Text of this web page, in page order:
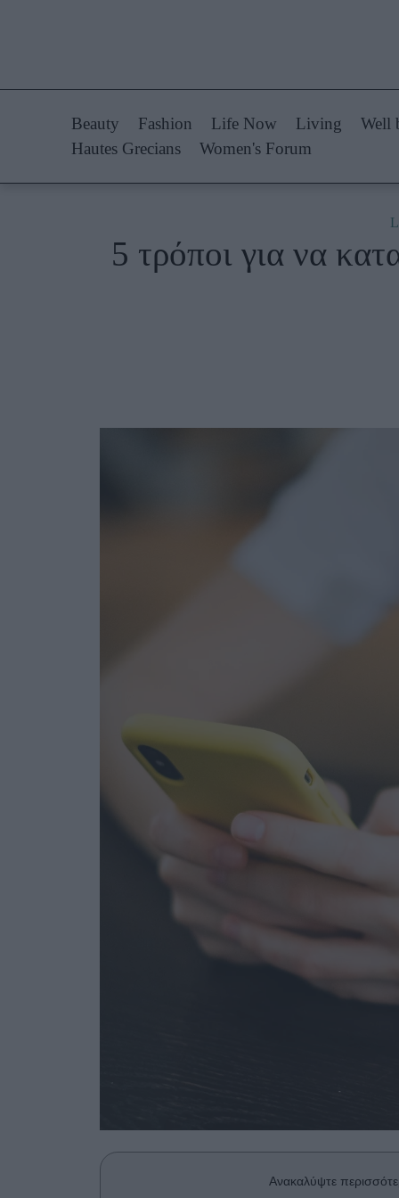
Styling Tips
Fashion News
Woman Power
Beauty Fashion Life Now Living Well
Hautes Grecians
Women's Forum
5 τρόποι για να
Ανακαλύψτε